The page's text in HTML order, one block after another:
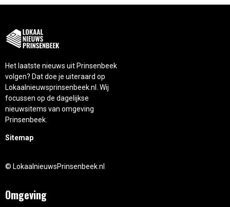
Het laatste nieuws uit Prinsenbeek
volgen? Dat doe je uiteraard op
Lokaalnieuwsprinsenbeek.nl. Wij
focussen op de dagelijkse
nieuwsitems van omgeving
Prinsenbeek.
Sitemap
© LokaalnieuwsPrinsenbeek.nl
Omgeving